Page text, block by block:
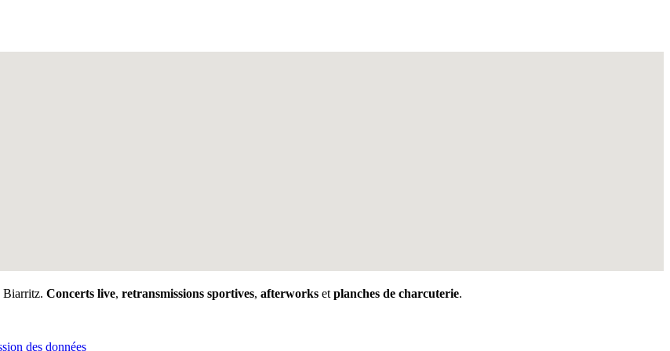
Biarritz. Concerts live, retransmissions sportives, afterworks et planches de charcuterie.
des données